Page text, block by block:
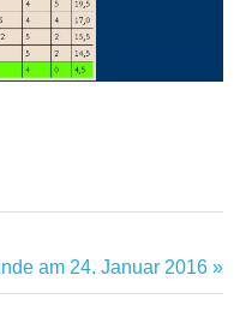
am 24. Januar 2016